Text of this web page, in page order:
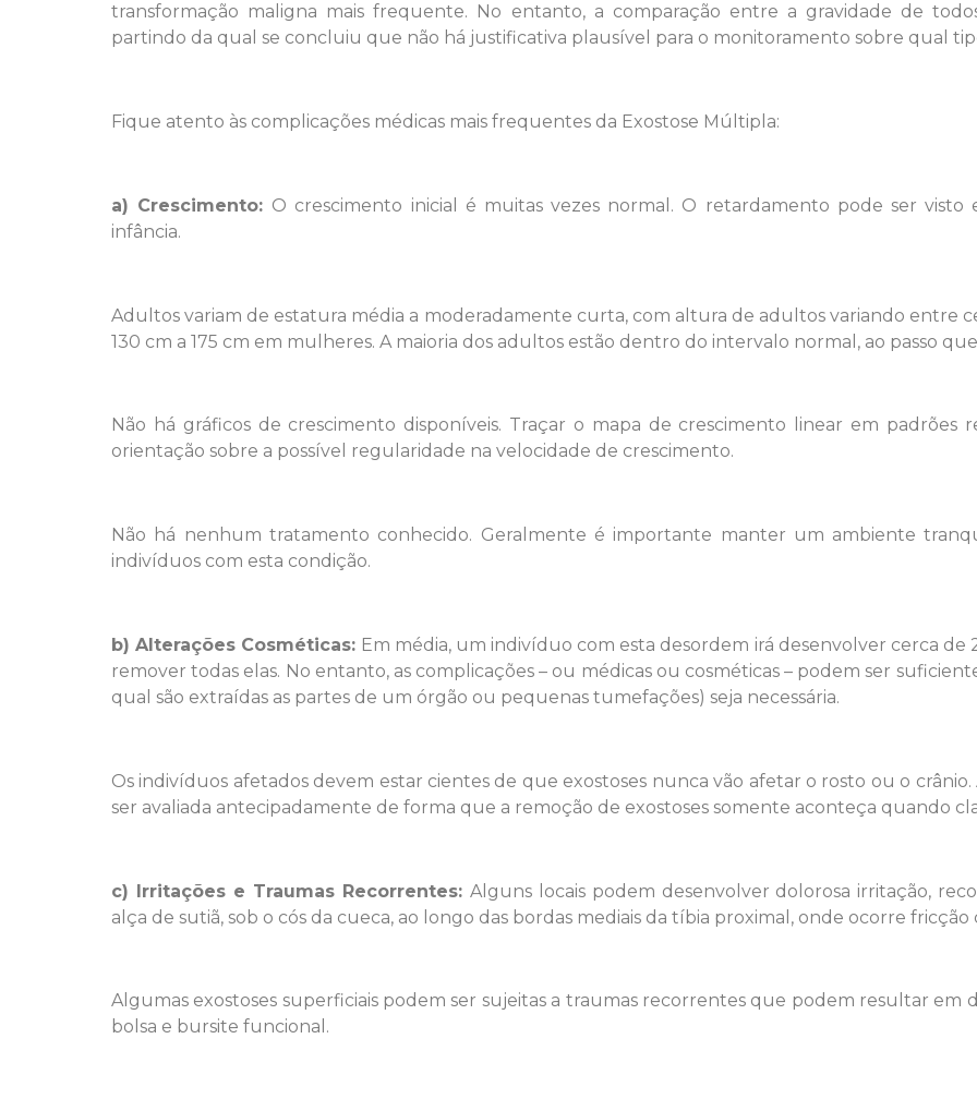
transformação maligna mais frequente. No entanto, a comparação entre a gravidade de
partindo da qual se concluiu que não há justificativa plausível para o monitoramento sobre qual
Fique atento às complicações médicas mais frequentes da Exostose Múltipla:
a) Crescimento: O crescimento inicial é muitas vezes normal. O retardamento pode ser
infância.
Adultos variam de estatura média a moderadamente curta, com altura de adultos variando entre
130 cm a 175 cm em mulheres. A maioria dos adultos estão dentro do intervalo normal, ao passo
Não há gráficos de crescimento disponíveis. Traçar o mapa de crescimento linear em
orientação sobre a possível regularidade na velocidade de crescimento.
Não há nenhum tratamento conhecido. Geralmente é importante manter um ambiente
indivíduos com esta condição.
b) Alterações Cosméticas: Em média, um indivíduo com esta desordem irá desenvolver cerca de
remover todas elas. No entanto, as complicações – ou médicas ou cosméticas – podem ser
qual são extraídas as partes de um órgão ou pequenas tumefações) seja necessária.
Os indivíduos afetados devem estar cientes de que exostoses nunca vão afetar o rosto ou o
ser avaliada antecipadamente de forma que a remoção de exostoses somente aconteça quando
c) Irritações e Traumas Recorrentes: Alguns locais podem desenvolver dolorosa irritação,
alça de sutiã, sob o cós da cueca, ao longo das bordas mediais da tíbia proximal, onde ocorre fricção
Algumas exostoses superficiais podem ser sujeitas a traumas recorrentes que podem resultar
bolsa e bursite funcional.